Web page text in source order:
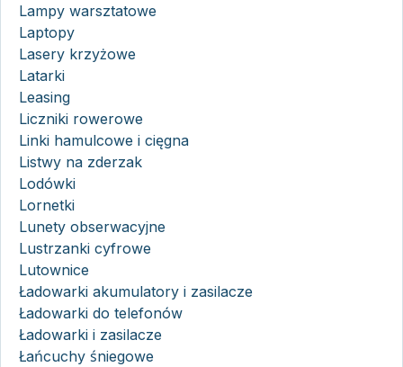
Lampy warsztatowe
Laptopy
Lasery krzyżowe
Latarki
Leasing
Liczniki rowerowe
Linki hamulcowe i cięgna
Listwy na zderzak
Lodówki
Lornetki
Lunety obserwacyjne
Lustrzanki cyfrowe
Lutownice
Ładowarki akumulatory i zasilacze
Ładowarki do telefonów
Ładowarki i zasilacze
Łańcuchy śniegowe